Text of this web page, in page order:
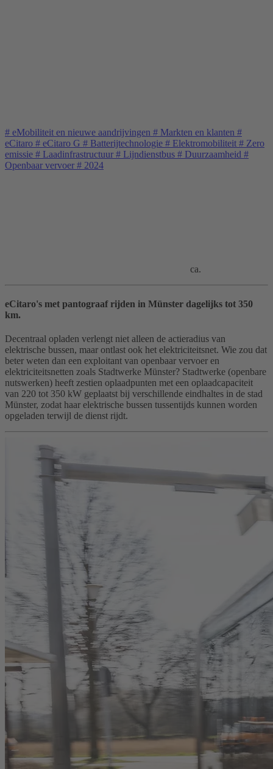
# eMobiliteit en nieuwe aandrijvingen # Markten en klanten #
eCitaro # eCitaro G # Batterijtechnologie # Elektromobiliteit # Zero
emissie # Laadinfrastructuur # Lijndienstbus # Duurzaamheid #
Openbaar vervoer # 2024
ca.
eCitaro's met pantograaf rijden in Münster dagelijks tot 350
km.
Decentraal opladen verlengt niet alleen de actieradius van
elektrische bussen, maar ontlast ook het elektriciteitsnet. Wie zou dat
beter weten dan een exploitant van openbaar vervoer en
elektriciteitsnetten zoals Stadtwerke Münster? Stadtwerke (openbare
nutswerken) heeft zestien oplaadpunten met een oplaadcapaciteit
van 220 tot 350 kW geplaatst bij verschillende eindhaltes in de stad
Münster, zodat haar elektrische bussen tussentijds kunnen worden
opgeladen terwijl de dienst rijdt.